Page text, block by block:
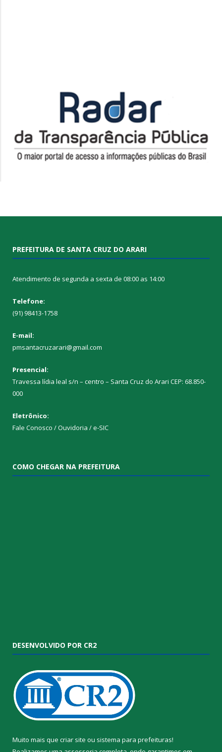
PREFEITURA DE SANTA CRUZ DO ARARI
Atendimento de segunda a sexta de 08:00 as 14:00
Telefone:
(91) 98413-1758
E-mail:
pmsantacruzarari@gmail.com
Presencial:
Travessa lídia leal s/n – centro – Santa Cruz do Arari CEP: 68.850-
000
Eletrônico:
Fale Conosco / Ouvidoria / e-SIC
COMO CHEGAR NA PREFEITURA
DESENVOLVIDO POR CR2
Muito mais que criar site ou sistema para prefeituras!